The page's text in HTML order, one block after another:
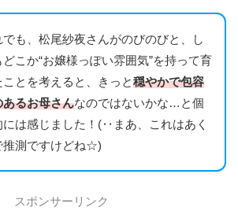
でも、松尾紗夜さんがのびのびと、し
どこか“お嬢様っぽい雰囲気”を持って育
ことを考えると、きっと穏やかで包容
あるお母さんなのではないかな…と個
には感じました！(‥まあ、これはあく
推測ですけどね☆)
スポンサーリンク